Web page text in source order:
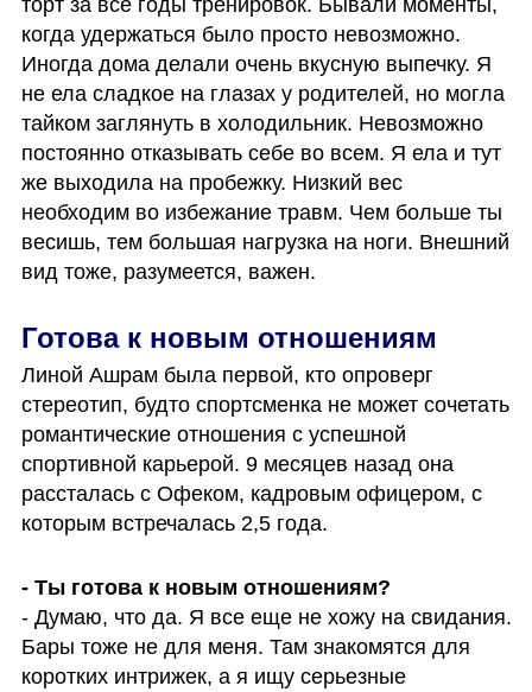
торт за все годы тренировок. Бывали моменты,
когда удержаться было просто невозможно.
Иногда дома делали очень вкусную выпечку. Я
не ела сладкое на глазах у родителей, но могла
тайком заглянуть в холодильник. Невозможно
постоянно отказывать себе во всем. Я ела и тут
же выходила на пробежку. Низкий вес
необходим во избежание травм. Чем больше ты
весишь, тем большая нагрузка на ноги. Внешний
вид тоже, разумеется, важен.
Готова к новым отношениям
Линой Ашрам была первой, кто опроверг
стереотип, будто спортсменка не может сочетать
романтические отношения с успешной
спортивной карьерой. 9 месяцев назад она
рассталась с Офеком, кадровым офицером, с
которым встречалась 2,5 года.
- Ты готова к новым отношениям?
- Думаю, что да. Я все еще не хожу на свидания.
Бары тоже не для меня. Там знакомятся для
коротких интрижек, а я ищу серьезные